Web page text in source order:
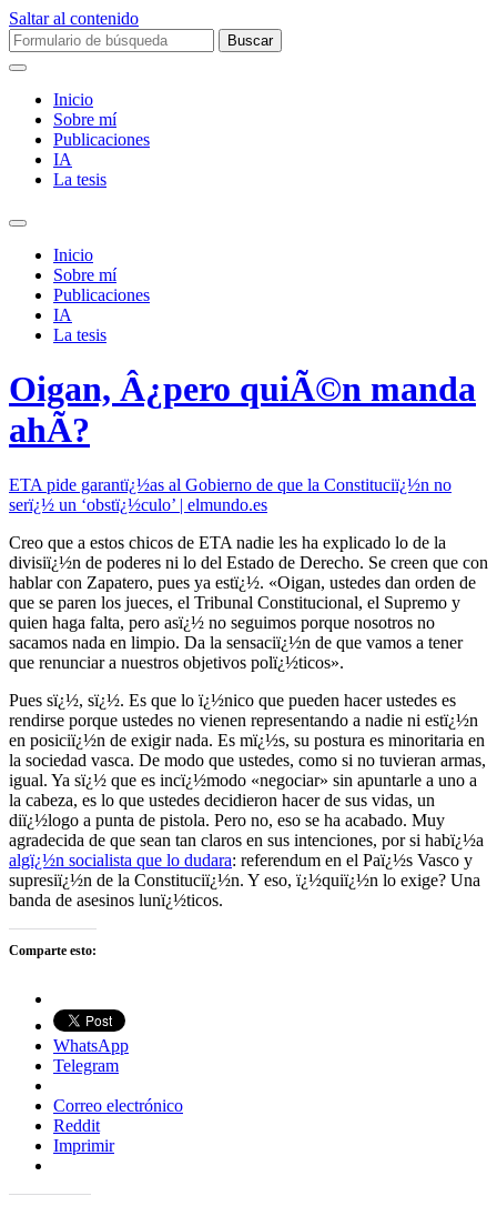
Saltar al contenido
Buscar:
Inicio
Sobre mí­
Publicaciones
IA
La tesis
Alternar
campo
búsqueda
Inicio
Sobre mí­
Publicaciones
IA
La tesis
Oigan, Â¿pero quiÃ©n manda
ahÃ­?
ETA pide garantï¿½as al Gobierno de que la Constituciï¿½n no
serï¿½ un ‘obstï¿½culo’ | elmundo.es
Creo que a estos chicos de ETA nadie les ha explicado lo de la
divisiï¿½n de poderes ni lo del Estado de Derecho. Se creen que con
hablar con Zapatero, pues ya estï¿½. «Oigan, ustedes dan orden de
que se paren los jueces, el Tribunal Constitucional, el Supremo y
quien haga falta, pero asï¿½ no seguimos porque nosotros no
sacamos nada en limpio. Da la sensaciï¿½n de que vamos a tener
que renunciar a nuestros objetivos polï¿½ticos».
Pues sï¿½, sï¿½. Es que lo ï¿½nico que pueden hacer ustedes es
rendirse porque ustedes no vienen representando a nadie ni estï¿½n
en posiciï¿½n de exigir nada. Es mï¿½s, su postura es minoritaria en
la sociedad vasca. De modo que ustedes, como si no tuvieran armas,
igual. Ya sï¿½ que es incï¿½modo «negociar» sin apuntarle a uno a
la cabeza, es lo que ustedes decidieron hacer de sus vidas, un
diï¿½logo a punta de pistola. Pero no, eso se ha acabado. Muy
agradecida de que sean tan claros en sus intenciones, por si habï¿½a
algï¿½n socialista que lo dudara: referendum en el Paï¿½s Vasco y
supresiï¿½n de la Constituciï¿½n. Y eso, ï¿½quiï¿½n lo exige? Una
banda de asesinos lunï¿½ticos.
Comparte esto:
WhatsApp
Telegram
Correo electrónico
Reddit
Imprimir